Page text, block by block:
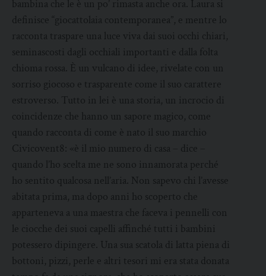
bambina che le è un po’ rimasta anche ora. Laura si
definisce “giocattolaia contemporanea”, e mentre lo
racconta traspare una luce viva dai suoi occhi chiari,
seminascosti dagli occhiali importanti e dalla folta
chioma rossa. È un vulcano di idee, rivelate con un
sorriso giocoso e trasparente come il suo carattere
estroverso. Tutto in lei è una storia, un incrocio di
coincidenze che hanno un sapore magico, come
quando racconta di come è nato il suo marchio
Civicovent8: «è il mio numero di casa – dice –
quando l’ho scelta me ne sono innamorata perché
ho sentito qualcosa nell’aria. Non sapevo chi l’avesse
abitata prima, ma dopo anni ho scoperto che
apparteneva a una maestra che faceva i pennelli con
le ciocche dei suoi capelli affinché tutti i bambini
potessero dipingere. Una sua scatola di latta piena di
bottoni, pizzi, perle e altri tesori mi era stata donata